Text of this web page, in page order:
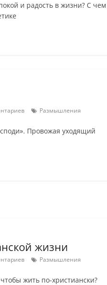
и радость в жизни? С чем
Размышления
Провожая уходящий
жизни
Размышления
жить по-христиански?